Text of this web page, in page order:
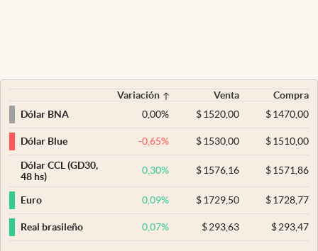
Variación Venta
Compra
Dólar BNA
0,00% $ 1520,00 $1470,00
Dólar Blue -0,65% $ 1530,00 $1510,00
Dólar CCL (GD30,
48 hs)
0,30% $ 1576,16 $1571,86
Euro 0,09% $ 1729,50 $1728,77
Real brasileño 0,07% $ 293,63 $293,47